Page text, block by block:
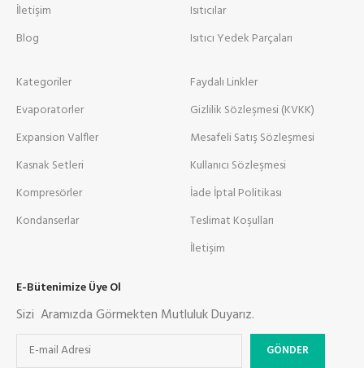
İletişim
Blog
Isıtıcılar
Isıtıcı Yedek Parçaları
Kategoriler
Evaporatorler
Expansion Valfler
Kasnak Setleri
Kompresörler
Kondanserlar
Faydalı Linkler
Gizlilik Sözleşmesi (KVKK)
Mesafeli Satış Sözleşmesi
Kullanıcı Sözleşmesi
İade İptal Politikası
Teslimat Koşulları
İletişim
E-Bütenimize Üye Ol
Sizi Aramızda Görmekten Mutluluk Duyarız.